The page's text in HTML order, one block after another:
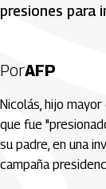
presiones para
PorAFP
Nicolás, hijo
que fue
su padre, en una
campaña